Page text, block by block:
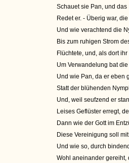
Schauet sie Pan, und
Redet er. - Überig war,
Und wie verachtend die
Bis zum ruhigen Strom
Flüchtete, und, als dort
Um Verwandelung bat
Und wie Pan, da er eben
Statt der blühenden
Und, weil seufzend er
Leises Geflüster erregt,
Dann wie der Gott im
Diese Vereinigung soll
Und wie so, durch
Wohl aneinander